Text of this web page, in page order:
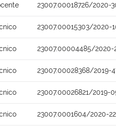
23007.00018726/2020-
23007.00015303/2020-
23007.00004485/2020-
23007.00028368/2019-
23007.00026821/2019-
23007.0001604/2020-22